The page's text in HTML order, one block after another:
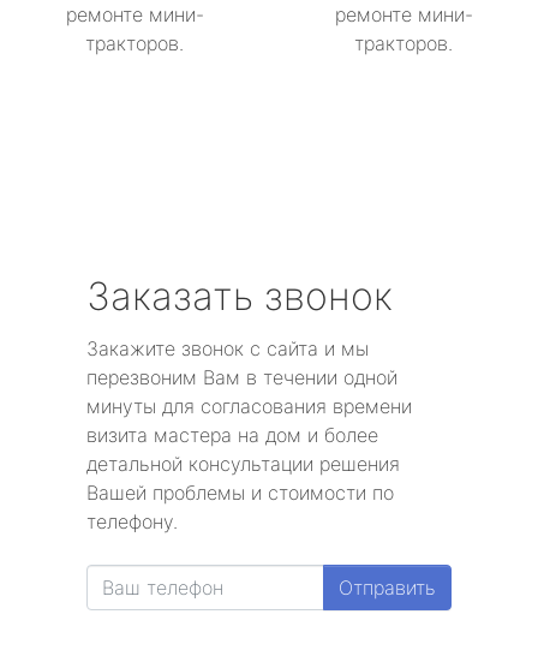
ремонте мини-
тракторов.
ремонте мини-
тракторов.
Заказать звонок
Закажите звонок с сайта и мы
перезвоним Вам в течении одной
минуты для согласования времени
визита мастера на дом и более
детальной консультации решения
Вашей проблемы и стоимости по
телефону.
Отправить